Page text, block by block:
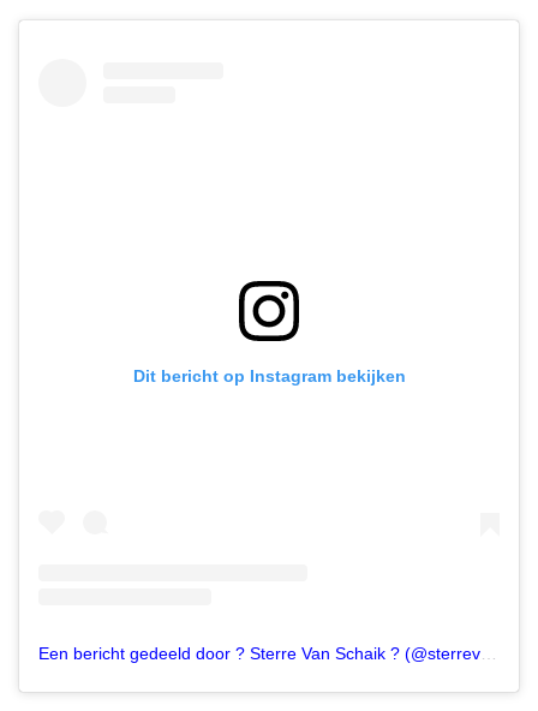
Dit bericht op Instagram bekijken